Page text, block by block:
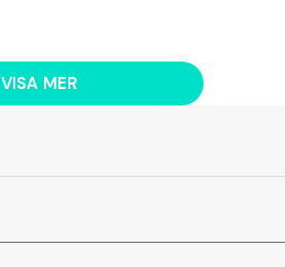
VISA MER